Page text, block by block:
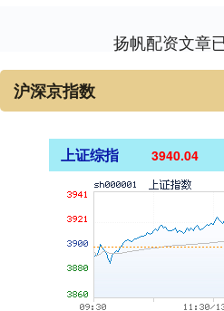
扬帆配资文章
沪深京指数
上证综指 3940.04